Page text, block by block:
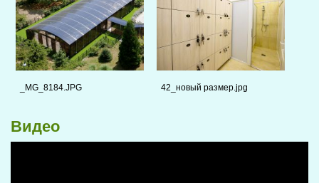
_MG_8184.JPG 42_новый размер.jpg
Видео